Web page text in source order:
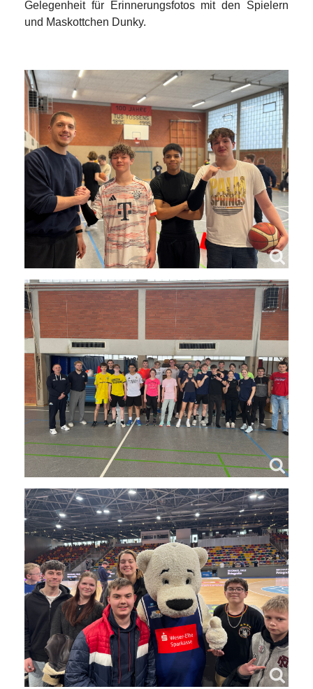
Gelegenheit für Erinnerungsfotos mit den Spielern
und Maskottchen Dunky.